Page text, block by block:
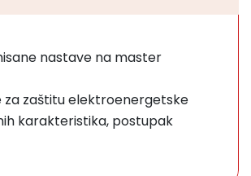
nastave na master
za zaštitu elektroenergetske
karakteristika, postupak